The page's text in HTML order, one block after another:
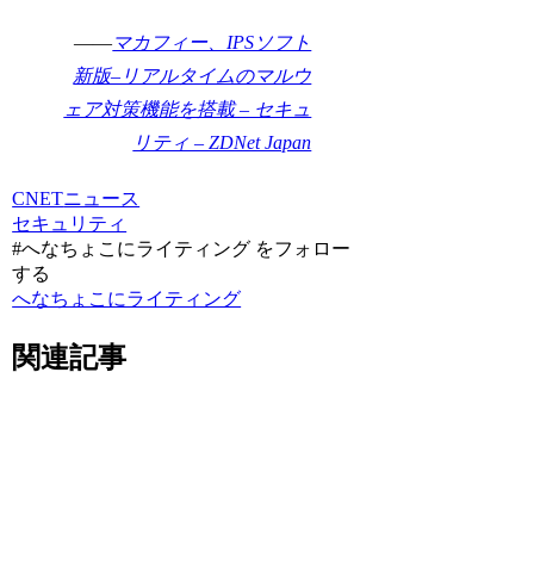
――マカフィー、IPSソフト
新版–リアルタイムのマルウ
ェア対策機能を搭載 – セキュ
リティ – ZDNet Japan
CNETニュース
セキュリティ
#へなちょこにライティング をフォロー
する
へなちょこにライティング
関連記事